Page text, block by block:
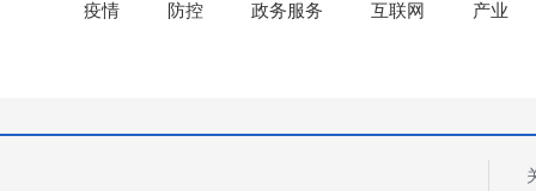
疫情 防控 政务服务 互联网 产业